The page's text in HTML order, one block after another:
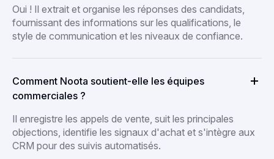
Oui ! Il extrait et organise les réponses des candidats,
fournissant des informations sur les qualifications, le
style de communication et les niveaux de confiance.
Comment Noota soutient-elle les équipes
commerciales ?
Il enregistre les appels de vente, suit les principales
objections, identifie les signaux d'achat et s'intègre aux
CRM pour des suivis automatisés.